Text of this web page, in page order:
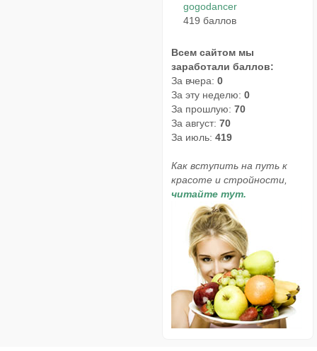
gogodancer
419 баллов
Всем сайтом мы
заработали баллов:
За вчера: 0
За эту неделю: 0
За прошлую: 70
За август: 70
За июль: 419
Как вступить на путь к
красоте и стройности,
читайте тут.